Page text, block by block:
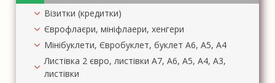
Візитки (кредитки)
Єврофлаєри, мініфлаери, хенгери
Мінібуклети, Євробуклет, буклет А6, А5, А4
Листівка 2 євро, листівки А7, А6, А5, А4, А3,
листівки